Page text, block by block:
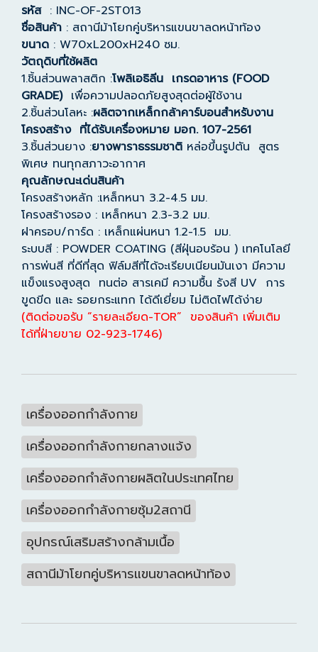
รหัส: INC-OF-2ST013
ชื่อสินค้า : สถานีม้าโยกคู่บริหารแขนขาลดหน้าท้อง
ขนาด : W70xL200xH240 ซม.
วัตถุดิบที่ใช้ผลิต
1.ชิ้นส่วนพลาสติก :โพลิเอธิลีน เกรดอาหาร (FOOD
GRADE)เพื่อความปลอดภัยสูงสุดต่อผู้ใช้งาน
2.ชิ้นส่วนโลหะ :ผลิตจากเหล็กกล้าคาร์บอนสำหรับงาน
โครงสร้าง ที่ได้รับเครื่องหมาย มอก. 107-2561
3.ชิ้นส่วนยาง :ยางพาราธรรมชาติ หล่อขึ้นรูปตัน สูตร
พิเศษ ทนทุกสภาวะอากาศ
คุณลักษณะเด่นสินค้า
โครงสร้างหลัก :เหล็กหนา 3.2-4.5 มม.
โครงสร้างรอง : เหล็กหนา 2.3-3.2 มม.
ฝาครอบ/การ์ด : เหล็กแผ่นหนา 1.2-1.5 มม.
ระบบสี : POWDER COATING (สีฝุ่นอบร้อน ) เทคโนโลยี
การพ่นสี ที่ดีที่สุด ฟิล์มสีที่ได้จะเรียบเนียนมันเงา มีความ
แข็งแรงสูงสุด ทนต่อ สารเคมี ความชื้น รังสี UV การ
ขูดขีด และ รอยกระแทก ได้ดีเยี่ยม ไม่ติดไฟได้ง่าย
(ติดต่อขอรับ “รายละเอียด-TOR” ของสินค้า เพิ่มเติม
ได้ที่ฝ่ายขาย 02-923-1746)
เครื่องออกกำลังกาย
เครื่องออกกำลังกายกลางแจ้ง
เครื่องออกกำลังกายผลิตในประเทศไทย
เครื่องออกกำลังกายซุ้ม2สถานี
อุปกรณ์เสริมสร้างกล้ามเนื้อ
สถานีม้าโยกคู่บริหารแขนขาลดหน้าท้อง